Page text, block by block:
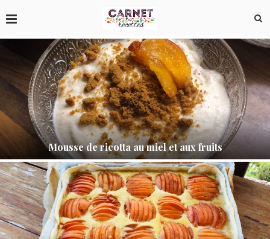
Mousse de ricotta au miel et aux fruits